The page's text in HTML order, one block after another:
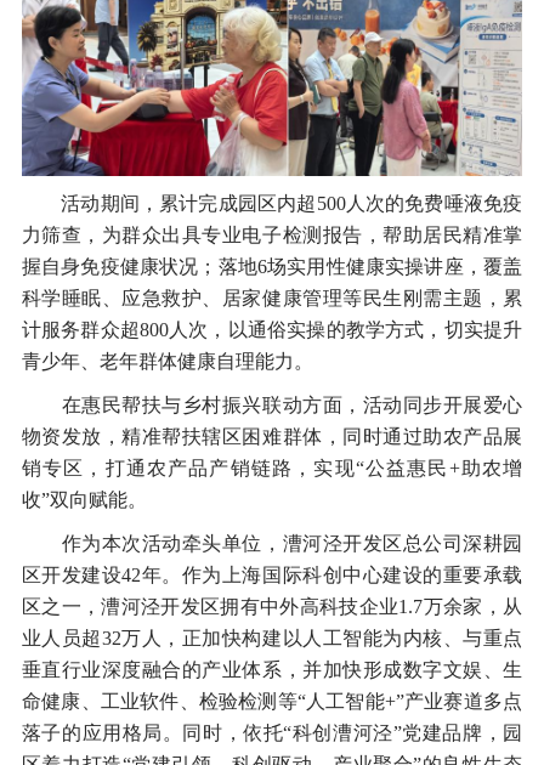
活动期间，累计完成园区内超500人次的免费唾液免疫
力筛查，为群众出具专业电子检测报告，帮助居民精准掌
握自身免疫健康状况；落地6场实用性健康实操讲座，覆盖
科学睡眠、应急救护、居家健康管理等民生刚需主题，累
计服务群众超800人次，以通俗实操的教学方式，切实提升
青少年、老年群体健康自理能力。
在惠民帮扶与乡村振兴联动方面，活动同步开展爱心
物资发放，精准帮扶辖区困难群体，同时通过助农产品展
销专区，打通农产品产销链路，实现“公益惠民+助农增
收”双向赋能。
作为本次活动牵头单位，漕河泾开发区总公司深耕园
区开发建设42年。作为上海国际科创中心建设的重要承载
区之一，漕河泾开发区拥有中外高科技企业1.7万余家，从
业人员超32万人，正加快构建以人工智能为内核、与重点
垂直行业深度融合的产业体系，并加快形成数字文娱、生
命健康、工业软件、检验检测等“人工智能+”产业赛道多点
落子的应用格局。同时，依托“科创漕河泾”党建品牌，园